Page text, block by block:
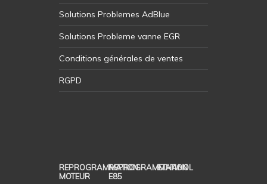
Solutions Problemes AdBlue
Solutions Probleme vanne EGR
Conditions générales de ventes
RGPD
REPROGRAMMATION
MOTEUR
REPROGRAMMATION
E85
ETHANOL